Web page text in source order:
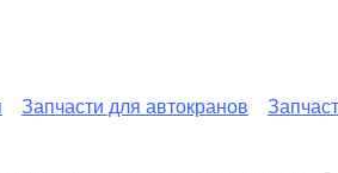
Запчасти для автокранов